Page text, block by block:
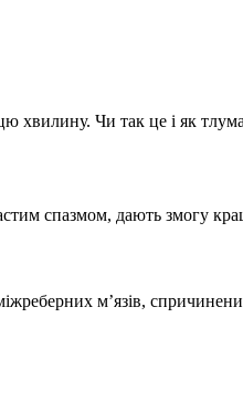
хвилину. Чи так це і як
спазмом, дають змогу
м’язів,